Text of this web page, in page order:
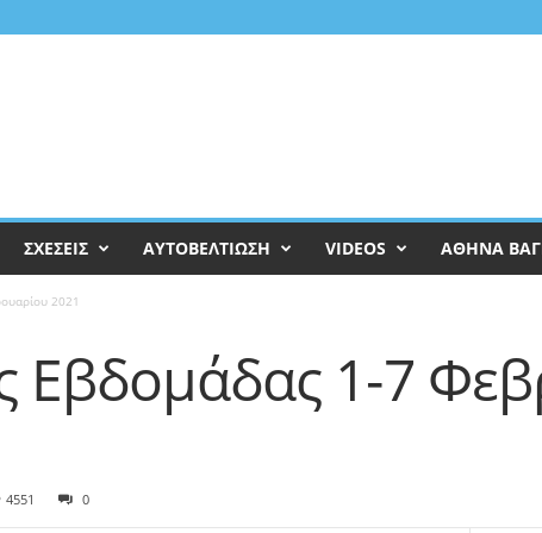
ΣΧΕΣΕΙΣ ΑΥΤΟΒΕΛΤΙΩΣΗ VIDEOS ΑΘΗΝΑ
2021
Εβδομάδας 1-7
4551 0